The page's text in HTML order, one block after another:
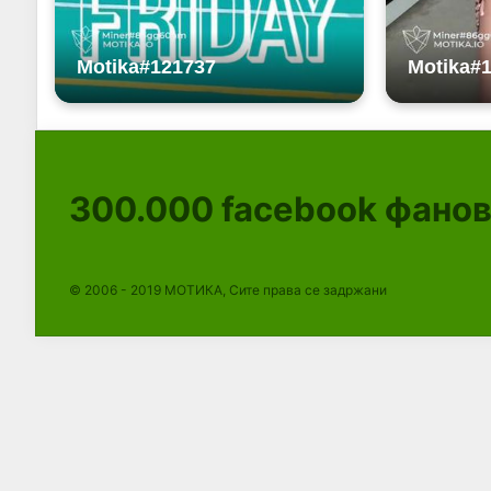
300.000 facebook
© 2006 - 2019 МОТИКА, Сите права се задржани